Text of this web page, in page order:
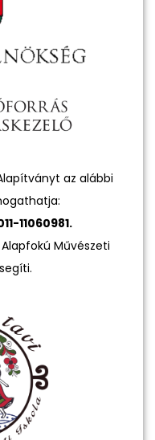
az alábbi
11060981.
Művészeti